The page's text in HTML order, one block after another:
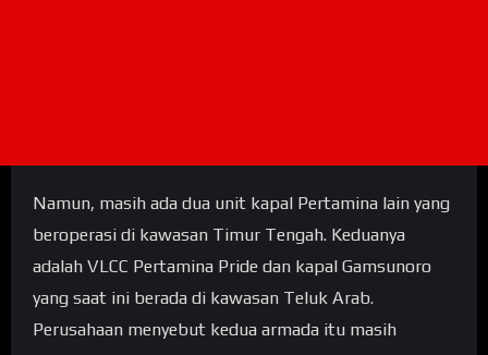
Namun, masih ada dua unit kapal Pertamina lain yang
beroperasi di kawasan Timur Tengah. Keduanya
adalah VLCC Pertamina Pride dan kapal Gamsunoro
yang saat ini berada di kawasan Teluk Arab.
Perusahaan menyebut kedua armada itu masih